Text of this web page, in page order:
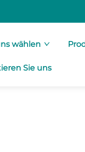
wählen
Sie uns